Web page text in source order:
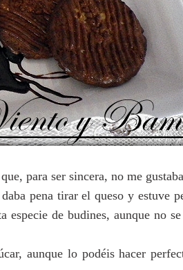
para ser sincera, no me
pena tirar el queso y estuve
especie de budines, aunque no
aunque lo podéis hacer